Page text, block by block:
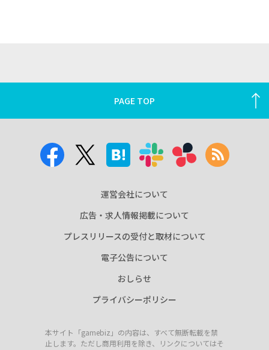
PAGE TOP
運営会社について
広告・求人情報掲載について
プレスリリースの受付と取材について
電子公告について
おしらせ
プライバシーポリシー
本サイト「gamebiz」の内容は、すべて無断転載を禁
止します。ただし商用利用を除き、リンクについてはそ